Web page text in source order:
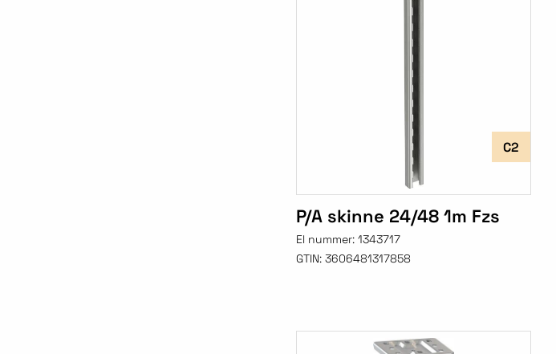
C2
P/A skinne 24/48 1m Fzs
El nummer: 1343717
GTIN: 3606481317858